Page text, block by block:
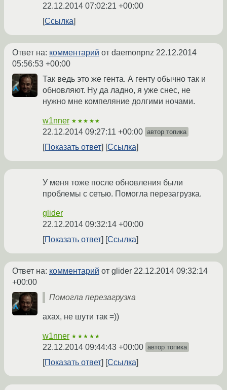
22.12.2014 07:02:21 +00:00
Ссылка
Ответ на: комментарий от daemonpnz 22.12.2014
05:56:53 +00:00
Так ведь это же гента. А генту обычно так и
обновляют. Ну да ладно, я уже снес, не
нужно мне компеляние долгими ночами.
w1nner ★★★★★
22.12.2014 09:27:11 +00:00 автор топика
Показать ответ Ссылка
У меня тоже после обновления были
проблемы с сетью. Помогла перезагрузка.
glider
22.12.2014 09:32:14 +00:00
Показать ответ
Ссылка
Ответ на: комментарий от glider 22.12.2014 09:32:14
+00:00
Помогла перезагрузка
ахах, не шути так =))
w1nner ★★★★★
22.12.2014 09:44:43 +00:00 автор топика
Показать ответ Ссылка